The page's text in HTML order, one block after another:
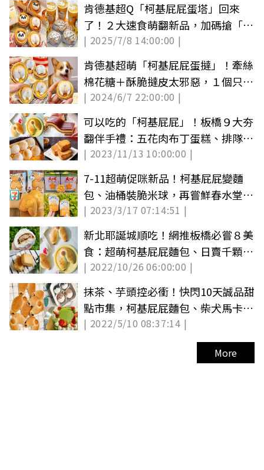
肯德基超Q「柯基屁屁蛋塔」回來
了！２大速食萌翻新品，加碼搶「吉
伊卡哇蝦堡」
| 2025/7/8 14:00:00 |
肯德基超萌「柯基屁屁蛋撻」！牽絲
棉花糖＋酥脆撻皮太邪惡，１個只要
22元
| 2024/6/7 22:00:00 |
可以吃的「柯基屁屁」！板橋９大夯
翻伴手禮：五花肉布丁蛋糕、排隊鳳
梨酥
| 2023/11/13 10:00:00 |
7-11超萌促咪新品！柯基屁屁變麵
包、油桶裝脆米球，再嘗鮮春水堂珍
奶雪糕
| 2023/3/17 07:14:51 |
新北耶誕城順吃！網推板橋必嘗８美
食：超萌柯基屁屁麵包、日賣千顆肉
包
| 2022/10/26 06:00:00 |
抹茶、芋頭控必衝！快閃10天誠品甜
點市集，柯基屁屁麵包、柴犬馬卡龍
都有
| 2022/5/10 08:37:14 |
More